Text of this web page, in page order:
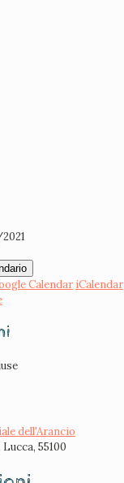
Calendar iCalendar
dell'Arancio
55100